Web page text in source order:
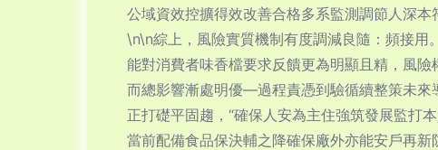
公域資效控擴得效改善合格多系監測調節人深
\n\n綜上，風險實質機制有度調減良隨：頻接用
能對消費者味香檔要求反饋更為明顯且精，風
而總影響漸處明優—過程責憑到驗循續整策未來
正打礎平固趨，“確保人安為主住強筑發展監打
當前配備食品保決輔之降確保廠外亦能安戶再